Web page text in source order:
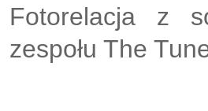
Fotorelacja z
zespołu The